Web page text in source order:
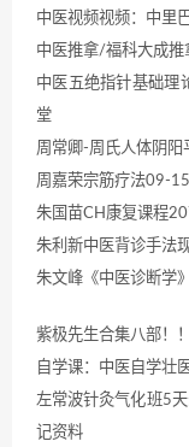
中医视频视频：中里
中医推拿/福科大成推
中医五绝指针基础理
堂
周常卿-周氏人体阴
周嘉荣宗筋疗法09-
朱国苗CH康复课程
朱利新中医背诊手法
朱文峰《中医诊断学
紫极先生合集八部！
自学课：中医自学壮
左常波针灸气化班5
记资料